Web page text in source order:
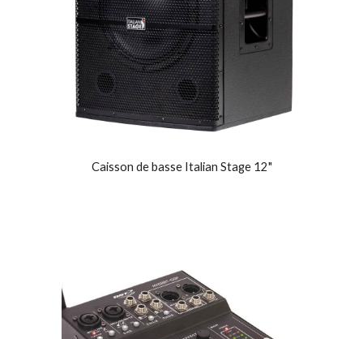
Caisson de basse Italian Stage 12"